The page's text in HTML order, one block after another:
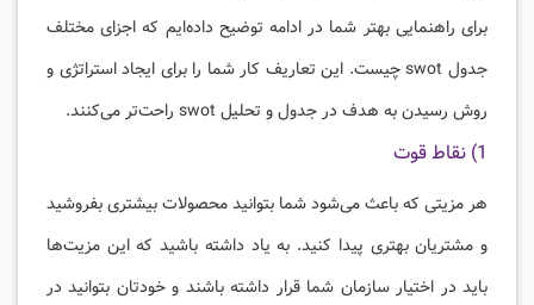
برای راهنمایی بهتر شما در ادامه توضیح داده‌ایم که اجزای مختلف
جدول swot چیست. این تعاریف کار شما را برای ایجاد استراتژی و
روش رسیدن به هدف در جدول و تحلیل swot راحت‌تر می‌کنند.
1) نقاط قوت
هر مزیتی که باعث می‌شود شما بتوانید محصولات بیشتری بفروشید
و مشتریان بهتری پیدا کنید. به یاد داشته باشید که این مزیت‌ها
باید در اختیار سازمان شما قرار داشته باشند و خودتان بتوانید در